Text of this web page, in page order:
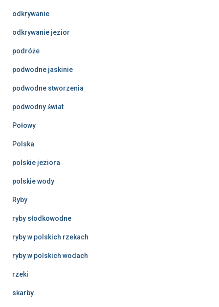
odkrywanie
odkrywanie jezior
podróże
podwodne jaskinie
podwodne stworzenia
podwodny świat
Połowy
Polska
polskie jeziora
polskie wody
Ryby
ryby słodkowodne
ryby w polskich rzekach
ryby w polskich wodach
rzeki
skarby